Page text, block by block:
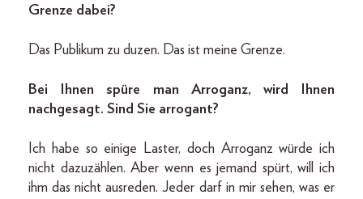
Grenze dabei?
Das Publikum zu duzen. Das ist meine Grenze.
Bei Ihnen spüre man Arroganz, wird Ihnen
nachgesagt. Sind Sie arrogant?
Ich habe so einige Laster, doch Arroganz würde ich
nicht dazuzählen. Aber wenn es jemand spürt, will ich
ihm das nicht ausreden. Jeder darf in mir sehen, was er